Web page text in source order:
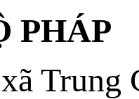
PHÁP
Trung